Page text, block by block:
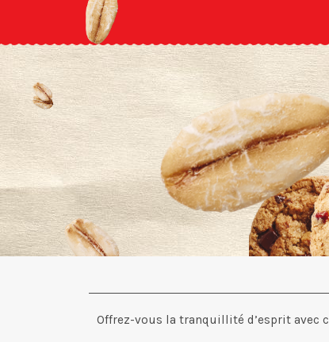
Offrez-vous la tranquillité d’esprit avec